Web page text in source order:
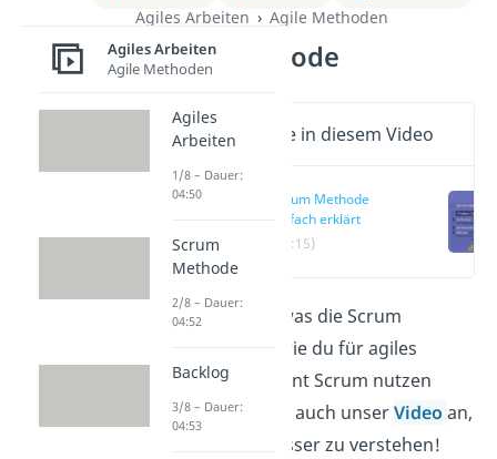
Agiles Arbeiten
Agile Methoden
Scrum Methode
Wichtige Inhalte in diesem Video
Scrum Methode
einfach erklärt
(00:15)
Hier erfährst du, was die Scrum
Methode ist und wie du für agiles
Projektmanagement Scrum nutzen
kannst. Schaue dir auch unserVideo an,
um das Thema besser zu verstehen!
Agiles Arbeiten
Agile Methoden
Agiles
Arbeiten
1/8 – Dauer:
04:50
Scrum
Methode
2/8 – Dauer:
04:52
Backlog
3/8 – Dauer:
04:53